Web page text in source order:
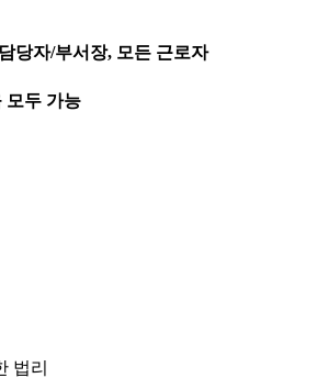
당자/부서장, 모든 근로자
모두 가능
법리